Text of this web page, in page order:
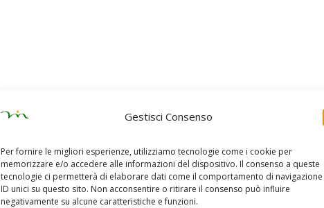
Gestisci Consenso
Per fornire le migliori esperienze, utilizziamo tecnologie come i cookie per
memorizzare e/o accedere alle informazioni del dispositivo. Il consenso a queste
tecnologie ci permetterà di elaborare dati come il comportamento di
ID unici su questo sito. Non acconsentire o ritirare il consenso può influire
negativamente su alcune caratteristiche e funzioni.